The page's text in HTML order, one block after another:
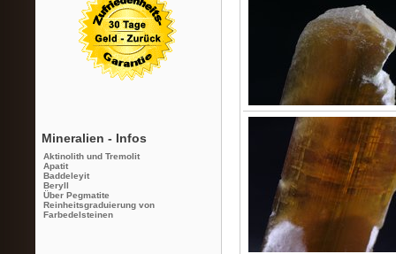
Mineralien - Infos
Aktinolith und Tremolit
Apatit
Baddeleyit
Beryll
Über Pegmatite
Reinheitsgraduierung von
Farbedelsteinen